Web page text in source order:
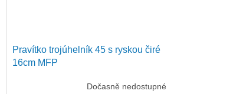
Pravítko trojúhelník 45 s ryskou čiré
16cm MFP
Dočasně nedostupné